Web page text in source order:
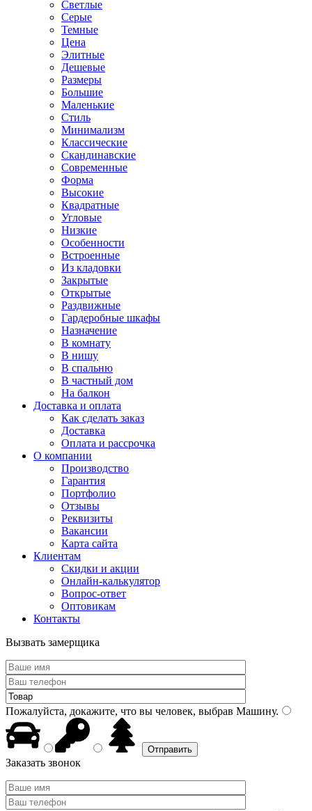
Светлые
Серые
Темные
Цена
Элитные
Дешевые
Размеры
Большие
Маленькие
Стиль
Минимализм
Классические
Скандинавские
Современные
Форма
Высокие
Квадратные
Угловые
Низкие
Особенности
Встроенные
Из кладовки
Закрытые
Открытые
Раздвижные
Гардеробные шкафы
Назначение
В комнату
В нишу
В спальню
В частный дом
На балкон
Доставка и оплата
Как сделать заказ
Доставка
Оплата и рассрочка
О компании
Производство
Гарантия
Портфолио
Отзывы
Реквизиты
Вакансии
Карта сайта
Клиентам
Скидки и акции
Онлайн-калькулятор
Вопрос-ответ
Оптовикам
Контакты
Вызвать замерщика
Пожалуйста, докажите, что вы человек, выбрав Машину.
Заказать звонок